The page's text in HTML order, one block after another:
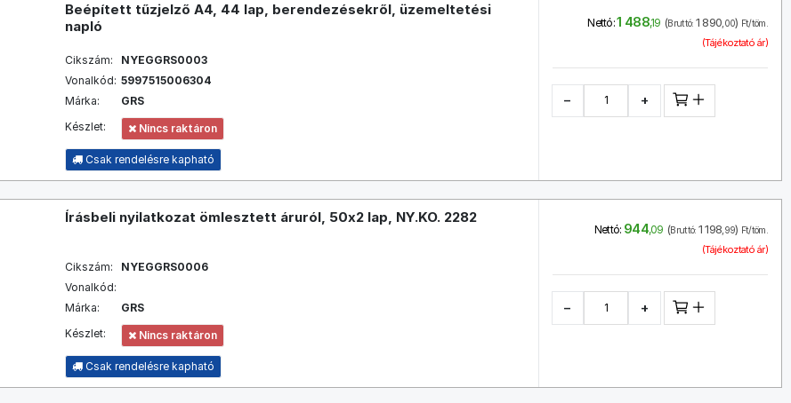
Beépített tűzjelző A4, 44 lap, berendezésekről, üzemeltetési
napló
Cikszám:
NYEGGRS0003
Vonalkód: 5997515006304
Márka:
GRS
Készlet:
Nincs raktáron
Csak rendelésre kapható
Nettó:1 488,19 (Bruttó: 1 890,00) Ft/töm.
(Tájékoztató ár)
− +
Írásbeli nyilatkozat ömlesztett áruról, 50x2 lap, NY.KO. 2282
Cikszám:
NYEGGRS0006
Vonalkód:
Márka:
GRS
Készlet:
Nincs raktáron
Csak rendelésre kapható
Nettó: 944,09 (Bruttó: 1 198,99) Ft/töm.
(Tájékoztató ár)
− +